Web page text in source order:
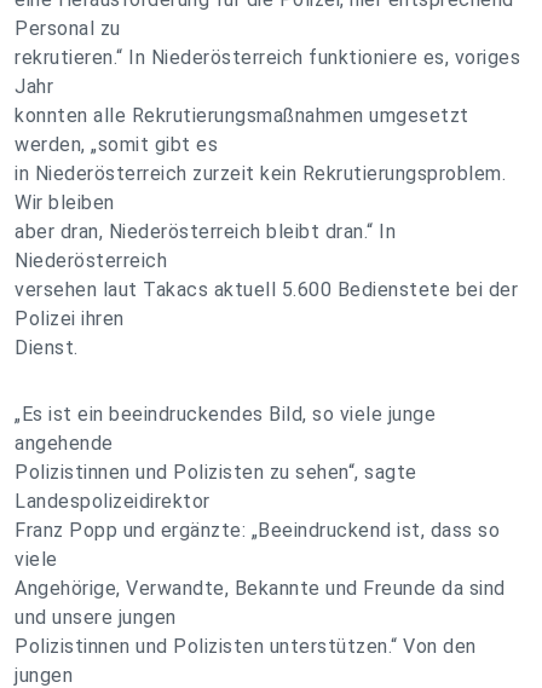
Personal zu
rekrutieren.“ In Niederösterreich funktioniere es, voriges
Jahr
konnten alle Rekrutierungsmaßnahmen umgesetzt
werden, „somit gibt es
in Niederösterreich zurzeit kein Rekrutierungsproblem.
Wir bleiben
aber dran, Niederösterreich bleibt dran.“ In
Niederösterreich
versehen laut Takacs aktuell 5.600 Bedienstete bei der
Polizei ihren
Dienst.
„Es ist ein beeindruckendes Bild, so viele junge
angehende
Polizistinnen und Polizisten zu sehen“, sagte
Landespolizeidirektor
Franz Popp und ergänzte: „Beeindruckend ist, dass so
viele
Angehörige, Verwandte, Bekannte und Freunde da sind
und unsere jungen
Polizistinnen und Polizisten unterstützen.“ Von den
jungen